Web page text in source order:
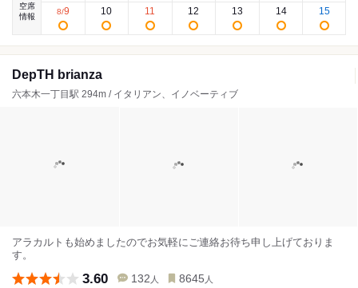
空席
情報
8/9 10 11 12 13 14 15
DepTH brianza
六本木一丁目駅 294m / イタリアン、イノベーティブ
アラカルトも始めましたのでお気軽にご連絡お待ち申し上げておりま
す。
3.60 132 人 8645 人